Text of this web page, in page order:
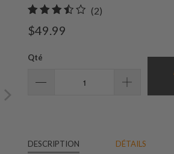
(2)
$49.99
Qté
DESCRIPTION
DÉTAILS